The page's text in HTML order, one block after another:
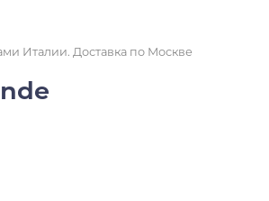
Италии. Доставка по Москве